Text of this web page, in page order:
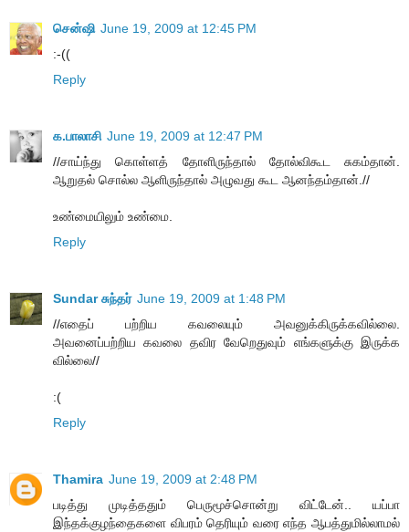
சென்ஷி June 19, 2009 at 12:45 PM
:-((
Reply
க.பாலாசி June 19, 2009 at 12:47 PM
//சாய்ந்து கொள்ளத் தோளிருந்தால் தோல்விகூட சுகம்தான்.
ஆறுதல் சொல்ல ஆளிருந்தால் அழுவது கூட ஆனந்தம்தான்.//
உண்மையிலும் உண்மை.
Reply
Sundar சுந்தர் June 19, 2009 at 1:48 PM
//எதைப் பற்றிய கவலையும் அவனுக்கிருக்கவில்லை.
அவனைப்பற்றிய கவலை தவிர வேறெதுவும் எங்களுக்கு இருக்க
வில்லை//
:(
Reply
Thamira June 19, 2009 at 2:48 PM
படித்து முடித்ததும் பெருமூச்சொன்று விட்டேன்.. யப்பா
இந்தக்குழந்தைகளை விபரம் தெரியும் வரை எந்த ஆபத்துமில்லாமல்